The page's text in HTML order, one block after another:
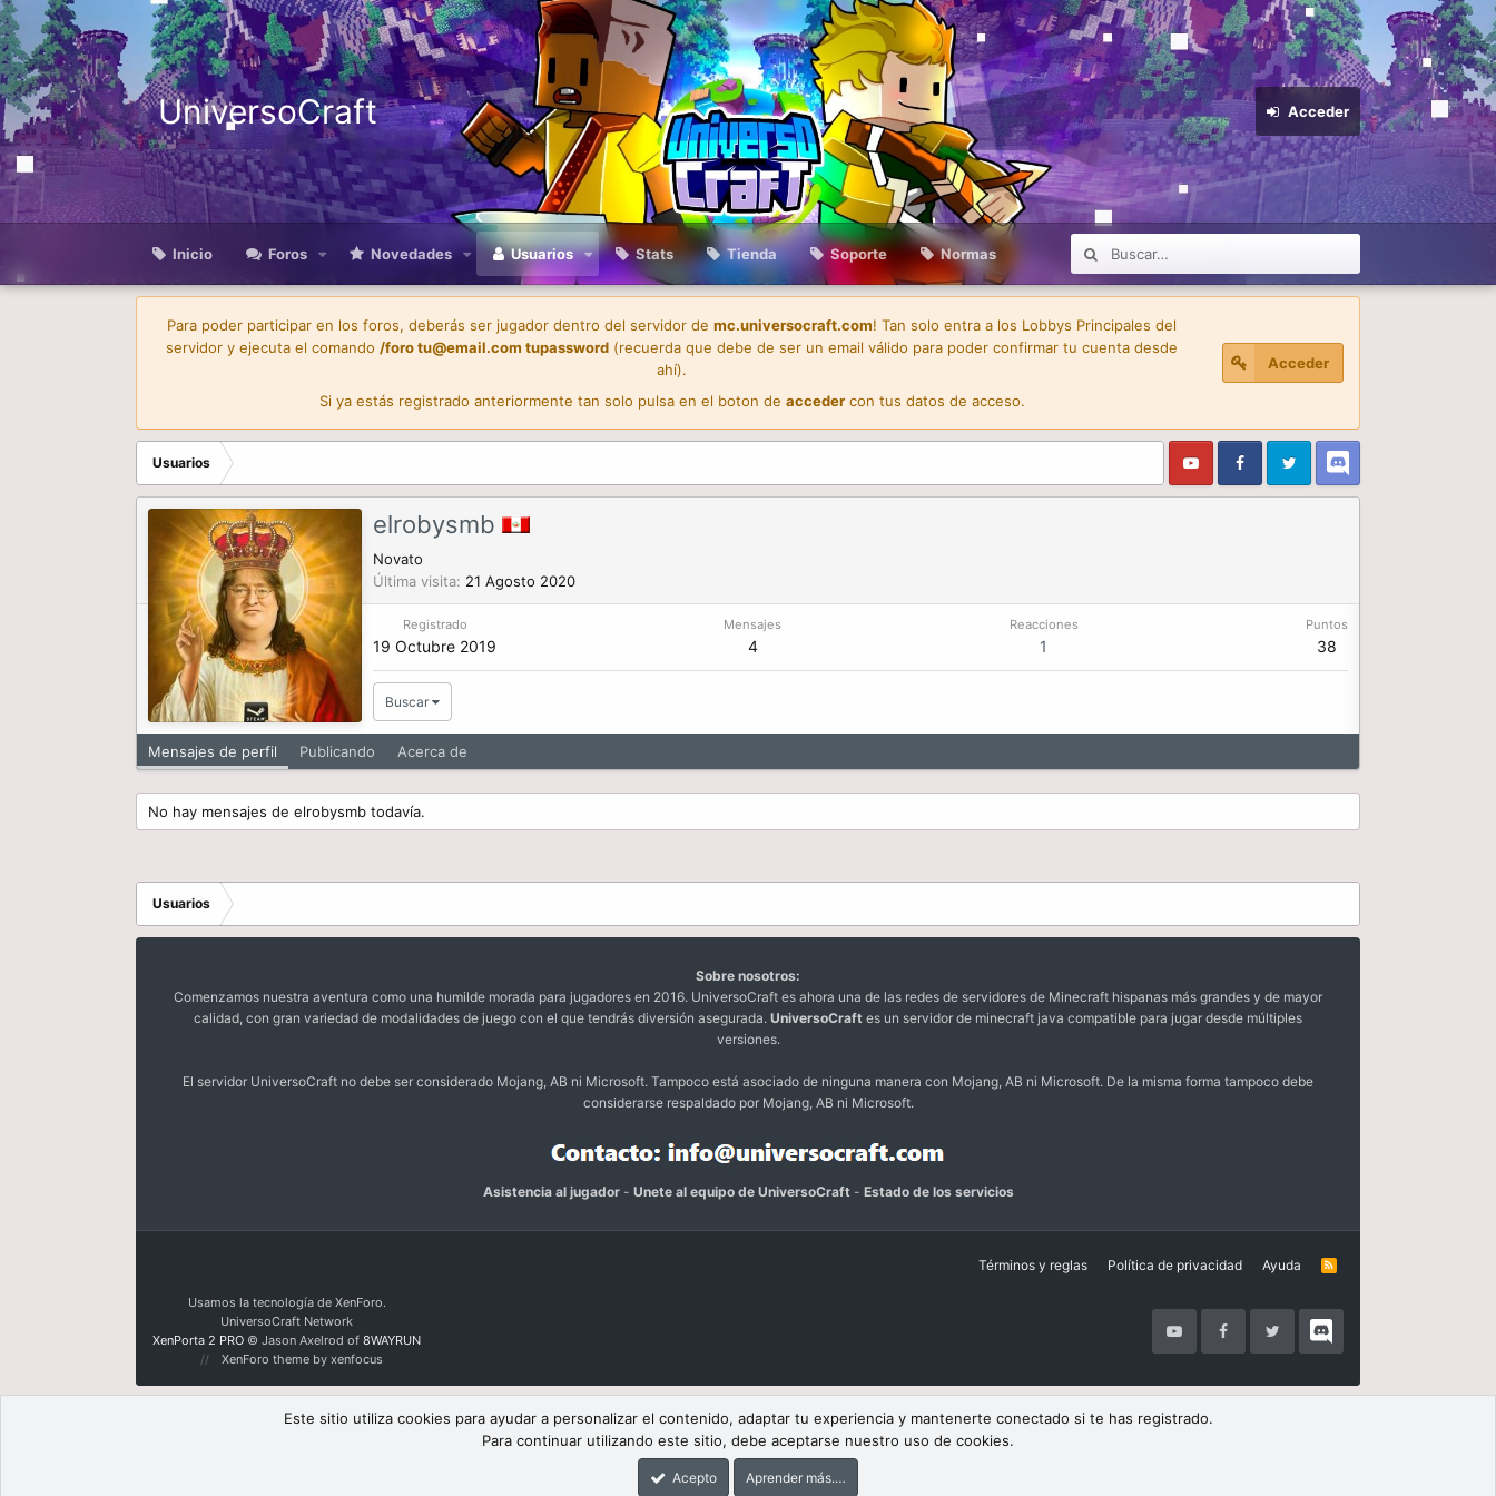
UniversoCraft Acceder
Inicio Foros Novedades Usuarios Stats Tienda Soporte Normas
Para poder participar en los foros, deberás ser jugador dentro del servidor de mc.universocraft.com! Tan solo entra a los Lobbys Principales del
servidor y ejecuta el comando /forotu@email.com tupassword (recuerda que debe de ser un email válido para poder confirmar tu cuenta desde
ahí).
Si ya estás registrado anteriormente tan solo pulsa en el boton de accedercon tus datos de acceso.
Acceder
Usuarios
elrobysmb
Novato
Última visita 21 Agosto 2020
Registrado
19 Octubre 2019
Mensajes
4
Reacciones
1
Puntos
38
Buscar
Mensajes de perfil Publicando Acerca de
No hay mensajes de elrobysmb todavía.
Usuarios
Sobre nosotros:
Comenzamos nuestra aventura como una humilde morada para jugadores en 2016. UniversoCraft es ahora una de las redes de servidores de Minecraft hispanas más grandes y de mayor
calidad, con gran variedad de modalidades de juego con el que tendrás diversión asegurada. UniversoCraft es un servidor de minecraft java compatible para jugar desde múltiples
versiones.
El servidor UniversoCraft no debe ser considerado Mojang, AB ni Microsoft. Tampoco está asociado de ninguna manera con Mojang, AB ni Microsoft. De la misma forma tampoco debe
considerarse respaldado por Mojang, AB ni Microsoft.
Asistencia al jugador- Unete al equipo de UniversoCraft - Estado de los servicios
Términos y reglas Política de privacidad Ayuda
R
Usamos la tecnología de XenForo.
UniversoCraft Network
XenPorta 2 PRO © Jason Axelrod of 8WAYRUN
XenForo theme by xenfocus
Este sitio utiliza cookies para ayudar a personalizar el contenido, adaptar tu experiencia y mantenerte conectado si te has registrado.
Para continuar utilizando este sitio, debe aceptarse nuestro uso de cookies.
Acepto Aprender más.…